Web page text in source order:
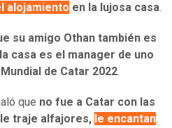
alojamiento en la lujosa casa.
su amigo Othan también es
casa es el manager de uno
Mundial de Catar 2022.
que no fue a Catar con las
traje alfajores, le encantan.